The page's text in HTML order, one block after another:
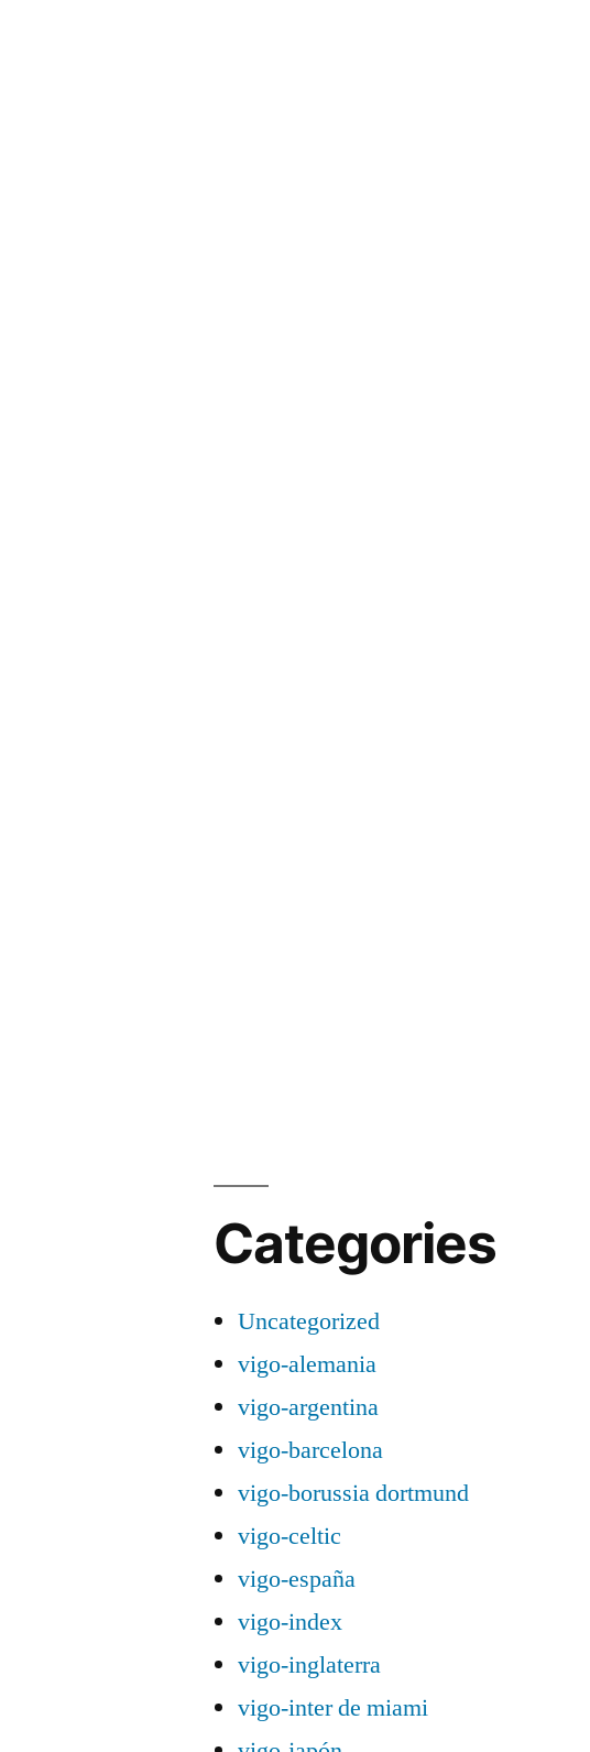
Categories
Uncategorized
vigo-alemania
vigo-argentina
vigo-barcelona
vigo-borussia dortmund
vigo-celtic
vigo-españa
vigo-index
vigo-inglaterra
vigo-inter de miami